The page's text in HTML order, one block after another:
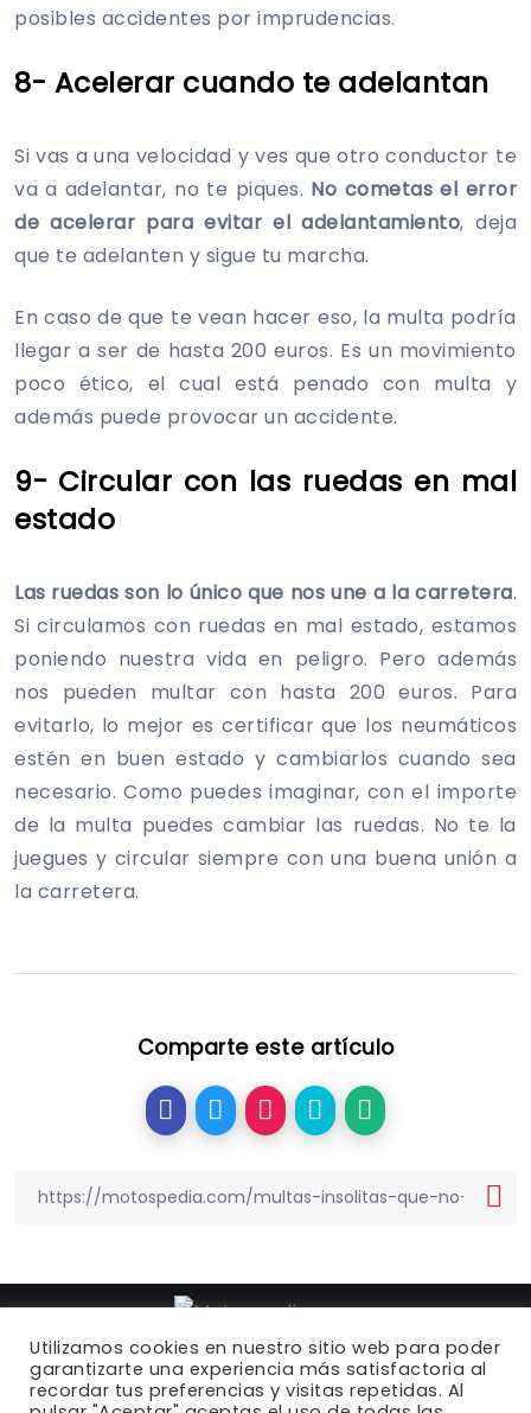
posibles accidentes por imprudencias.
8- Acelerar cuando te adelantan
Si vas a una velocidad y ves que otro conductor te
va a adelantar, no te piques. No cometas el error
de acelerar para evitar el adelantamiento, deja
que te adelanten y sigue tu marcha.
En caso de que te vean hacer eso, la multa podría
llegar a ser de hasta 200 euros. Es un movimiento
poco ético, el cual está penado con multa y
además puede provocar un accidente.
9- Circular con las ruedas en mal
estado
Las ruedas son lo único que nos une a la carretera.
Si circulamos con ruedas en mal estado, estamos
poniendo nuestra vida en peligro. Pero además
nos pueden multar con hasta 200 euros. Para
evitarlo, lo mejor es certificar que los neumáticos
estén en buen estado y cambiarlos cuando sea
necesario. Como puedes imaginar, con el importe
de la multa puedes cambiar las ruedas. No te la
juegues y circular siempre con una buena unión a
la carretera.
Comparte este artículo
Motospedia.com© 2022 |Política de privacidad
Utilizamos cookies en nuestro sitio web para poder
garantizarte una experiencia más satisfactoria al
recordar tus preferencias y visitas repetidas. Al